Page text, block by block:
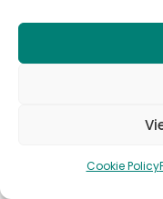
Cookie Policy
piovose, con
20-25 gradi.
splendidi